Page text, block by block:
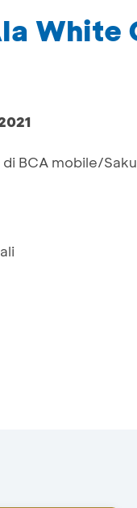
White
BCA mobile/